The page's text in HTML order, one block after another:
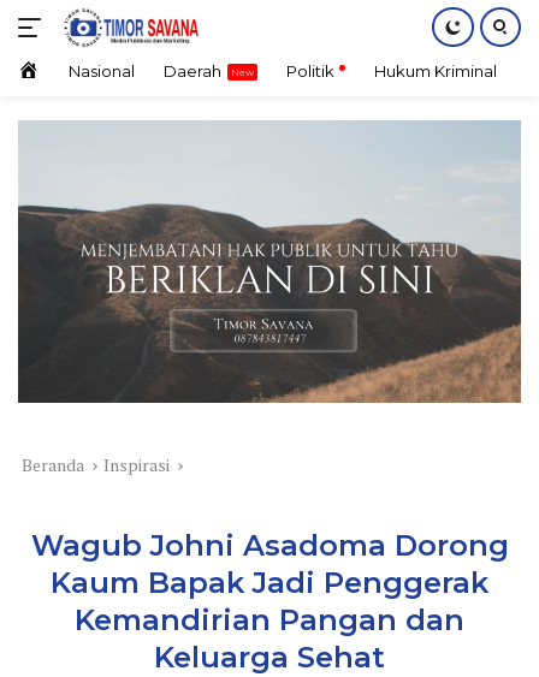
Langsung
konten HomeNasional Daerah Politik Hukum Kriminal
Beranda Inspirasi
Wagub Johni Asadoma Dorong
Kaum Bapak Jadi Penggerak
Kemandirian Pangan dan
Keluarga Sehat